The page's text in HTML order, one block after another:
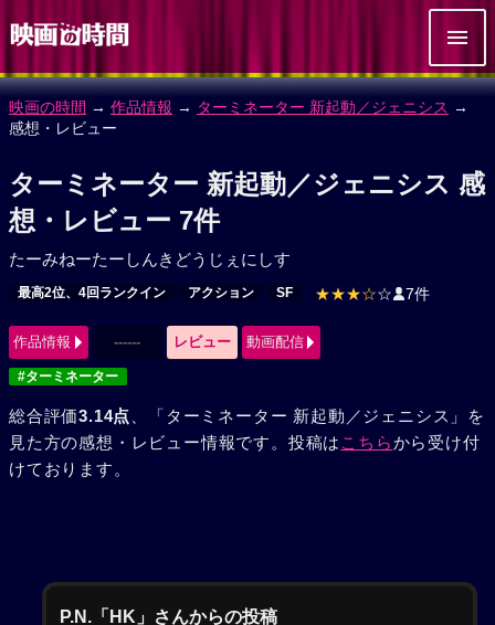
映画の時間 → 作品情報 → ターミネーター 新起動／ジェニシス →
感想・レビュー
ターミネーター 新起動／ジェニシス 感
想・レビュー 7件
たーみねーたーしんきどうじぇにしす
最高2位、4回ランクイン アクション SF ★★★☆☆ 7件
作品情報 ------ レビュー 動画配信
#ターミネーター
総合評価3.14点 、「ターミネーター 新起動／ジェニシス」を
見た方の感想・レビュー情報です。投稿は こちらから受け付
けております。
P.N.「HK」さんからの投稿